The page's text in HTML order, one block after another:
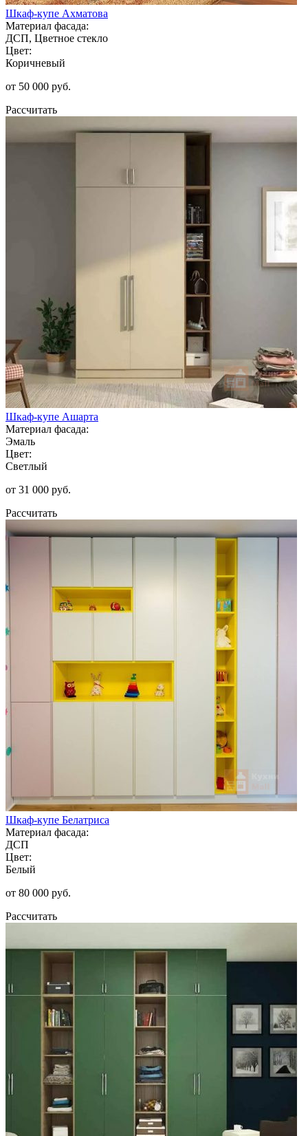
Шкаф-купе Ахматова
Материал фасада:
ДСП, Цветное стекло
Цвет:
Коричневый
от 50 000 руб.
Рассчитать
Шкаф-купе Ашарта
Материал фасада:
Эмаль
Цвет:
Светлый
от 31 000 руб.
Рассчитать
Шкаф-купе Белатриса
Материал фасада:
ДСП
Цвет:
Белый
от 80 000 руб.
Рассчитать